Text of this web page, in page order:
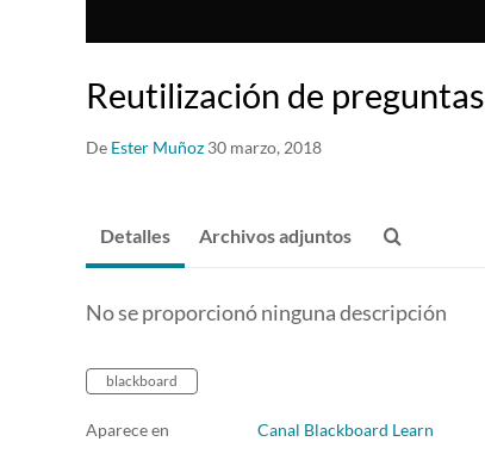
Reutilización de preguntas
De Ester Muñoz 30 marzo, 2018
Detalles Archivos adjuntos
No se proporcionó ninguna descripción
blackboard
Aparece en Canal Blackboard Learn